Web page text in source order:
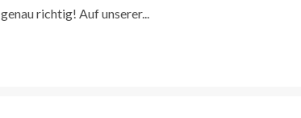
genau richtig! Auf unserer...